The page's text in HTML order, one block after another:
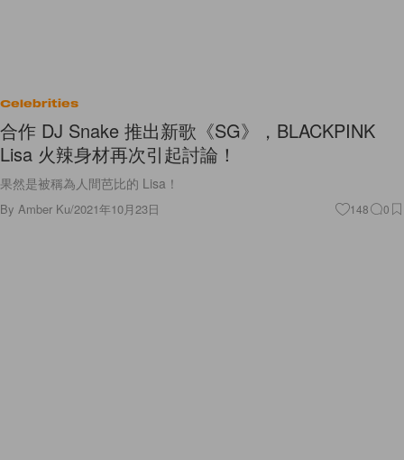
Celebrities
合作 DJ Snake 推出新歌《SG》，BLACKPINK
Lisa 火辣身材再次引起討論！
果然是被稱為人間芭比的 Lisa！
By Amber Ku/2021年10月23日 148 0